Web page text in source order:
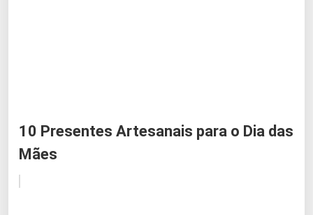
10 Presentes Artesanais para o Dia das
Mães